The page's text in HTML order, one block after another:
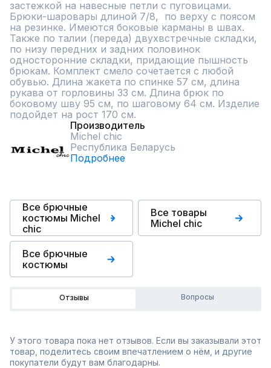
застежкой на навесные петли с пуговицами.
Брюки-шаровары длиной 7/8,  по верху с поясом
на резинке. Имеются боковые карманы в швах.
Также по талии (переда) двухвстречные складки,
по низу передних и задних половинок
односторонние складки, придающие пышность
брюкам. Комплект смело сочетается с любой
обувью. Длина жакета по спинке 57 см, длина
рукава от горловины 33 см. Длина брюк по
боковому шву 95 см, по шаговому 64 см. Изделие
подойдет на рост 170 см.
Производитель
Michel chic
Республика Беларусь
Подробнее
Все брючные
костюмы Michel
chic
Все товары
Michel chic
Все брючные
костюмы
Отзывы Вопросы
У этого товара пока нет отзывов. Если вы заказывали этот
товар, поделитесь своим впечатлением о нём, и другие
покупатели будут вам благодарны.